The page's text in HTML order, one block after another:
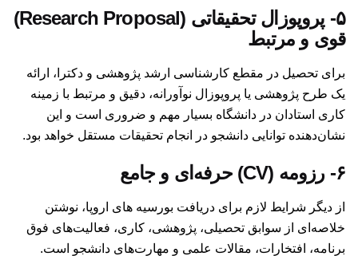
۵- پروپوزال تحقیقاتی (Research Proposal)
قوی و مرتبط
برای تحصیل در مقطع کارشناسی ارشد پژوهشی و دکترا، ارائه
یک طرح پژوهشی یا پروپوزال نوآورانه، دقیق و مرتبط با زمینه
کاری استادان در دانشگاه بسیار مهم و ضروری است و این
نشان‌دهنده توانایی دانشجو در انجام تحقیقات مستقل خواهد بود.
۶- رزومه (CV) حرفه‌ای و جامع
از دیگر شرایط لازم برای دریافت بورسیه های اروپا، نوشتن
خلاصه‌ای از سوابق تحصیلی،‌ پژوهشی، کاری، فعالیت‌‌های فوق
برنامه، افتخارات، مقالات علمی و مهارت‌های دانشجو است.